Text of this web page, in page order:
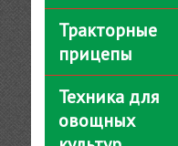
Тракторные
прицепы
Техника для
овощных